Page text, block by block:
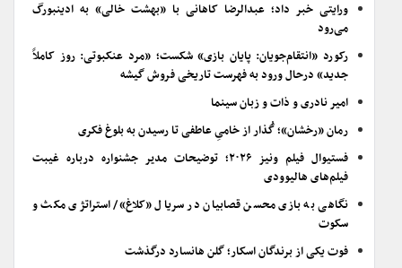
ورایتی خبر داد؛ عبدالرضا کاهانی با «بهشت خالی» به ادینبورگ
می‌رود
رکورد «انتقام‌جویان: پایان بازی» شکست؛ «مرد عنکبوتی: روز کاملاً
جدید» درحال ورود به فهرست تاریخی فروش گیشه
امیر نادری و ذات و زبان سینما
رمان «رخشان»؛ گُذار از خامیِ عاطفی تا رسیدن به بلوغ فکری
فستیوال فیلم ونیز ۲۰۲۶؛ توضیحات مدیر جشنواره درباره غیبت
فیلم‌های هالیوودی
نگاهی به بازی محسن قصابیان در سریال «کلاغ»/ استراتژی مکث و
سکوت
فوت یکی از برندگان اسکار؛ گلن هانسارد درگذشت